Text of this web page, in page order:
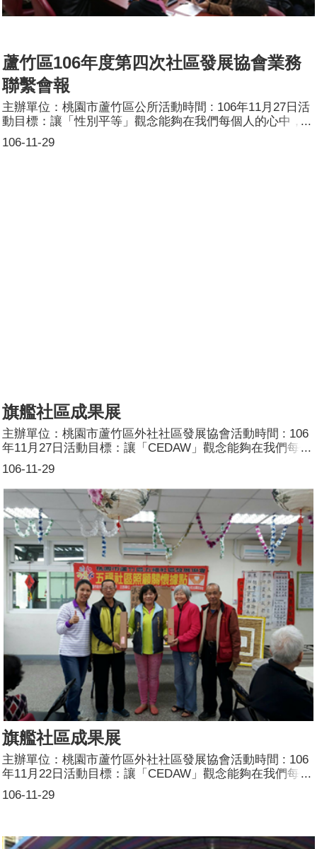
蘆竹區106年度第四次社區發展協會業務
聯繫會報
106-11-29
主辦單位：桃園市蘆竹區公所活動時間 : 106年11月27日活
動目標：讓「性別平等」觀念能夠在我們每個人的心中，讓
這個文明的社會，不再存有過往的性別刻板印象的觀念。活
動簡介：活動現場使用性別平等相關標語紅布條加以宣導。
旗艦社區成果展
106-11-29
主辦單位：桃園市蘆竹區外社社區發展協會活動時間 : 106
年11月27日活動目標：讓「CEDAW」觀念能夠在我們每個
人的心中，讓這個文明的社會，不再存有過往的性別刻板印
象的觀念。活動簡介：活動現場使用CEDAW標語宣導品加
以宣導。參加人數：共65人，分別為男性：20人；女性：
45人。
旗艦社區成果展
106-11-29
主辦單位：桃園市蘆竹區外社社區發展協會活動時間 : 106
年11月22日活動目標：讓「CEDAW」觀念能夠在我們每個
人的心中，讓這個文明的社會，不再存有過往的性別刻板印
象的觀念。活動簡介：活動現場使用CEDAW標語宣導品加